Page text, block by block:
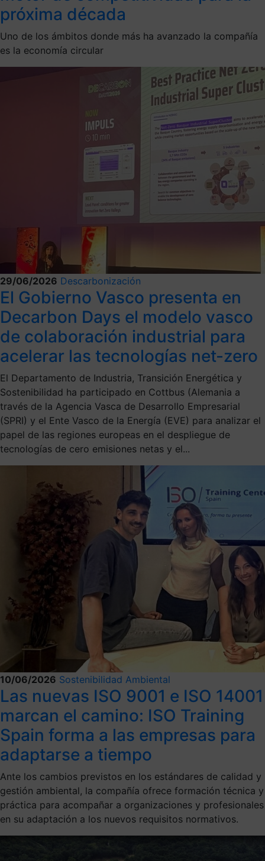
próxima década
Uno de los ámbitos donde más ha avanzado la compañía
es la economía circular
29/06/2026 Descarbonización
El Gobierno Vasco presenta en
Decarbon Days el modelo vasco
de colaboración industrial para
acelerar las tecnologías net-zero
El Departamento de Industria, Transición Energética y
Sostenibilidad ha participado en Cottbus (Alemania a
través de la Agencia Vasca de Desarrollo Empresarial
(SPRI) y el Ente Vasco de la Energía (EVE) para analizar el
papel de las regiones europeas en el despliegue de
tecnologías de cero emisiones netas y el...
10/06/2026 Sostenibilidad Ambiental
Las nuevas ISO 9001 e ISO 14001
marcan el camino: ISO Training
Spain forma a las empresas para
adaptarse a tiempo
Ante los cambios previstos en los estándares de calidad y
gestión ambiental, la compañía ofrece formación técnica y
práctica para acompañar a organizaciones y profesionales
en su adaptación a los nuevos requisitos normativos.